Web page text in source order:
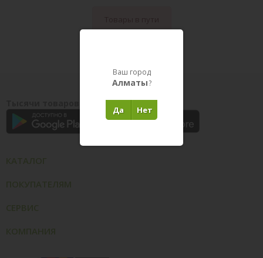
Тысячи товаров у вас на ладони
Ваш город
Алматы?
Нет
Да